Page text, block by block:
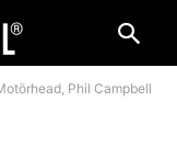
Phil Campbell